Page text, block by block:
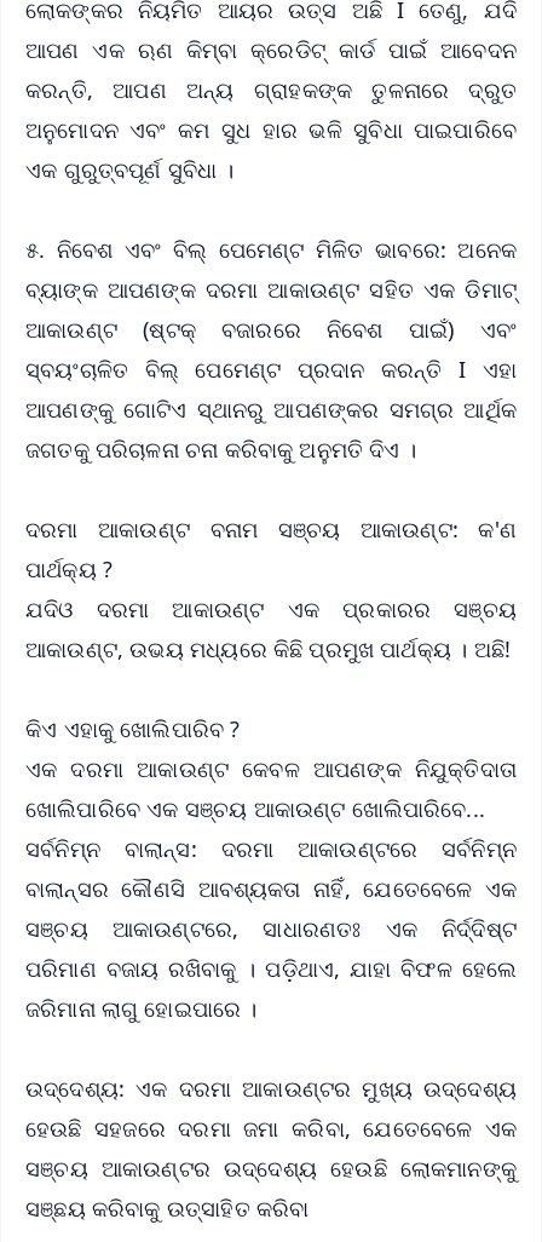
ଲୋକଙ୍କର ନିୟମିତ ଆୟର ଉତ୍ସ ଅଛି I ତେଣୁ, ଯଦି
ଆପଣ ଏକ ଋଣ କିମ୍ବା କ୍ରେଡିଟ୍ କାର୍ଡ ପାଇଁ ଆବେଦନ
କରନ୍ତି, ଆପଣ ଅନ୍ୟ ଗ୍ରାହକଙ୍କ ତୁଳନାରେ ଦ୍ରୁତ
ଅନୁମୋଦନ ଏବଂ କମ ସୁଧ ହାର ଭଳି ସୁବିଧା ପାଇପାରିବେ
ଏକ ଗୁରୁତ୍ବପୂର୍ଣ ସୁବିଧା ।
୫. ନିବେଶ ଏବଂ ବିଲ୍‌ ପେମେଣ୍ଟ ମିଳିତ ଭାବରେ: ଅନେକ
ବ୍ୟାଙ୍କ ଆପଣଙ୍କ ଦରମା ଆକାଉଣ୍ଟ ସହିତ ଏକ ଡିମାଟ୍
ଆକାଉଣ୍ଟ (ଷ୍ଟକ୍ ବଜାରରେ ନିବେଶ ପାଇଁ) ଏବଂ
ସ୍ବୟଂଚାଳିତ ବିଲ୍ ପେମେଣ୍ଟ ପ୍ରଦାନ କରନ୍ତି I ଏହା
ଆପଣଙ୍କୁ ଗୋଟିଏ ସ୍ଥାନରୁ ଆପଣଙ୍କର ସମଗ୍ର ଆର୍ଥିକ
ଜଗତକୁ ପରିଚାଳନା ଚନା କରିବାକୁ ଅନୁମତି ଦିଏ ।
ଦରମା ଆକାଉଣ୍ଟ ବନାମ ସଞ୍ଚୟ ଆକାଉଣ୍ଟ: କ'ଣ
ପାର୍ଥକ୍ୟ ?
ଯଦିଓ ଦରମା ଆକାଉଣ୍ଟ ଏକ ପ୍ରକାରର ସଞ୍ଚୟ
ଆକାଉଣ୍ଟ, ଉଭୟ ମଧ୍ୟରେ କିଛି ପ୍ରମୁଖ ପାର୍ଥକ୍ୟ । ଅଛି!
କିଏ ଏହାକୁ ଖୋଲିପାରିବ ?
ଏକ ଦରମା ଆକାଉଣ୍ଟ କେବଳ ଆପଣଙ୍କ ନିଯୁକ୍ତିଦାତା
ଖୋଲିପାରିବେ ଏକ ସଞ୍ଚୟ ଆକାଉଣ୍ଟ ଖୋଲିପାରିବେ...
ସର୍ବନିମ୍ନ ବାଲାନ୍ସ: ଦରମା ଆକାଉଣ୍ଟରେ ସର୍ବନିମ୍ନ
ବାଲାନ୍ସର କୌଣସି ଆବଶ୍ୟକ‌ତା ନାହିଁ, ଯେତେବେଳେ ଏକ
ସଞ୍ଚୟ ଆକାଉଣ୍ଟରେ, ସାଧାରଣତଃ ଏକ ନିର୍ଦ୍ଦିଷ୍ଟ
ପରିମାଣ ବଜାୟ ରଖିବାକୁ । ପଡ଼ିଥାଏ, ଯାହା ବିଫଳ ହେଲେ
ଜରିମାନା ଲାଗୁ ହୋଇପାରେ ।
ଉଦ୍ଦେଶ୍ୟ: ଏକ ଦରମା ଆକାଉଣ୍ଟର ମୁଖ୍ୟ ଉଦ୍ଦେଶ୍ୟ
ହେଉଛି ସହଜରେ ଦରମା ଜମା କରିବା, ଯେତେବେଳେ ଏକ
ସଞ୍ଚୟ ଆକାଉଣ୍ଟର ଉଦ୍ଦେଶ୍ୟ ହେଉଛି ଲୋକମାନଙ୍କୁ
ସଞ୍ଛୟ କରିବାକୁ ଉତ୍ସାହିତ କରିବା